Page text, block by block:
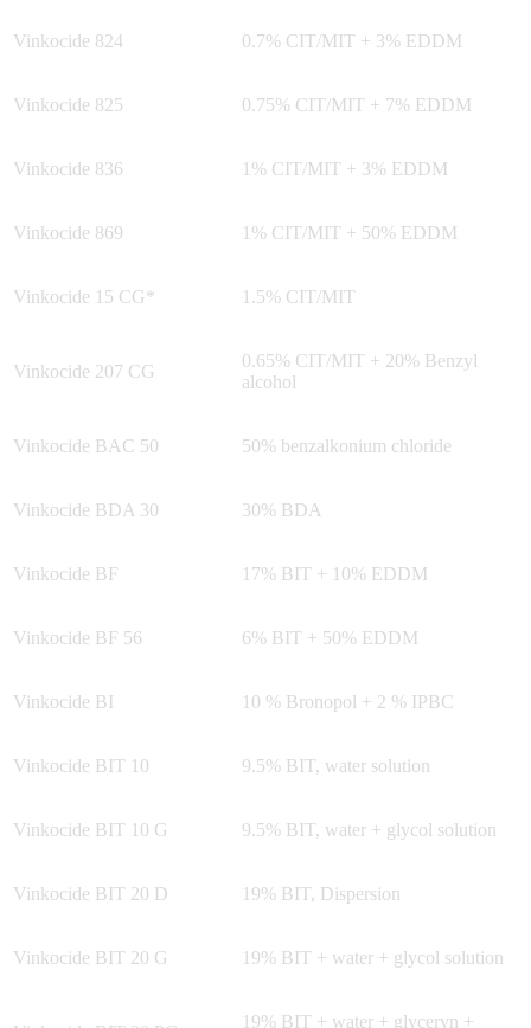
Vinkocide 824 0.7% CIT/MIT + 3% EDDM
Vinkocide 825 0.75% CIT/MIT + 7% EDDM
Vinkocide 836 1% CIT/MIT + 3% EDDM
Vinkocide 869 1% CIT/MIT + 50% EDDM
Vinkocide 15 CG* 1.5% CIT/MIT
Vinkocide 207 CG
0.65% CIT/MIT + 20% Benzyl
alcohol
Vinkocide BAC 50 50% benzalkonium chloride
Vinkocide BDA 30 30% BDA
Vinkocide BF 17% BIT + 10% EDDM
Vinkocide BF 56 6% BIT + 50% EDDM
Vinkocide BI 10 % Bronopol + 2 % IPBC
Vinkocide BIT 10 9.5% BIT, water solution
Vinkocide BIT 10 G 9.5% BIT, water + glycol solution
Vinkocide BIT 20 D 19% BIT, Dispersion
Vinkocide BIT 20 G 19% BIT + water + glycol solution
19% BIT + water + glyceryn +